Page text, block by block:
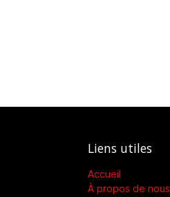
Liens utiles
Accueil
À propos de nous